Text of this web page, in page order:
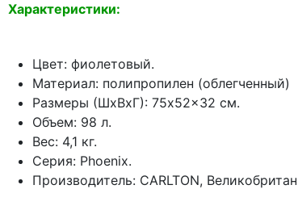
Характеристики:
Цвет: фиолетовый.
Материал: полипропилен (облегченный)
Размеры (ШхВхГ): 75x52x32 см.
Объем: 98 л.
Вес: 4,1 кг.
Серия: Phoenix.
Производитель: CARLTON,